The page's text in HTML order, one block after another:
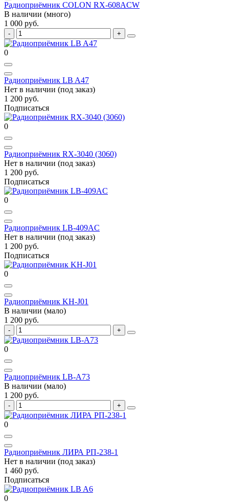
Радиоприёмник COLON RX-608ACW
В наличии (много)
1 000 руб.
0
Радиоприёмник LB A47
Нет в наличии (под заказ)
1 200 руб.
Подписаться
0
Радиоприёмник RX-3040 (3060)
Нет в наличии (под заказ)
1 200 руб.
Подписаться
0
Радиоприёмник LB-409AC
Нет в наличии (под заказ)
1 200 руб.
Подписаться
0
Радиоприёмник KH-J01
В наличии (мало)
1 200 руб.
0
Радиоприёмник LB-A73
В наличии (мало)
1 200 руб.
0
Радиоприёмник ЛИРА РП-238-1
Нет в наличии (под заказ)
1 460 руб.
Подписаться
0